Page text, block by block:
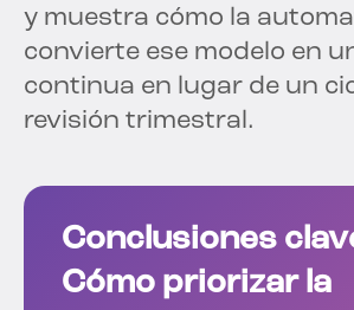
y muestra cómo la
convierte ese modelo en
continua en lugar de un
revisión trimestral.
Conclusiones
Cómo priorizar la